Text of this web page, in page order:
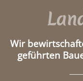
Landhaus
Wohnen
Wir
geführten